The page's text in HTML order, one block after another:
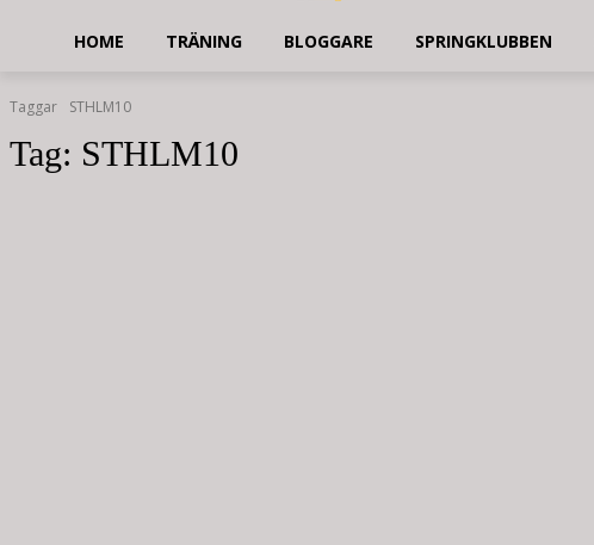
HOME TRÄNING BLOGGARE SPRINGKLUBBEN
Taggar STHLM10
Tag: STHLM10